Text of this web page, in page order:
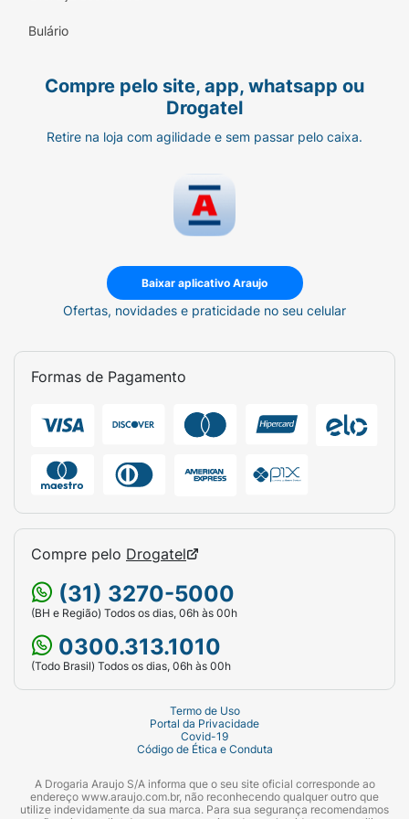
Ajuste perfeito ao corpo com elásticos
contra vazamentos;
Os componentes são atóxicos e pré-testados;
Oferece 3x proteção: seco, respirável e
Sistema Dermacare: confiança e segurança
Modo de Uso :
1. Posicione o produto normalmente no
usuário, posicione as fitas sobre a parte
pressione-as levemente para garantir a
2. Após fixadas as fitas, puxe-as suavemente
para trás, desta forma o sistema de
microganchos ficará melhor fixado.
Indicação :
Para usuários sem mobilidade.
Composição :
Camada interna de não tecido de fibras de
polipropileno, polietileno, camada interna de
superabsorvente poliacrilato de sódio, fios de
elastano, adesivos termoplásticos e fitas
Bulário
Compre pelo site, app, whatsapp ou
Drogatel
Retire na loja com agilidade e sem passar pelo caixa.
Baixar aplicativo Araujo
Ofertas, novidades e praticidade no seu celular
Formas de Pagamento
Compre pelo Drogatel
(31) 3270-5000
(BH e Região) Todos os dias, 06h às 00h
0300.313.1010
(Todo Brasil) Todos os dias, 06h às 00h
Termo de Uso
Portal da Privacidade
Covid-19
Código de Ética e Conduta
A Drogaria Araujo S/A informa que o seu site oficial corresponde ao
endereço www.araujo.com.br, não reconhecendo qualquer outro que
utilize indevidamente da sua marca. Para sua segurança recomendamos